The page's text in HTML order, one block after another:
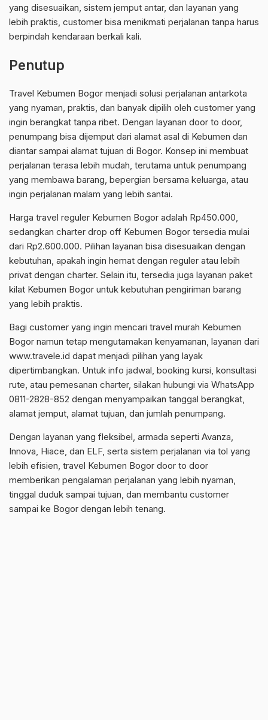
yang disesuaikan, sistem jemput antar, dan layanan yang
lebih praktis, customer bisa menikmati perjalanan tanpa harus
berpindah kendaraan berkali kali.
Penutup
Travel Kebumen Bogor menjadi solusi perjalanan antarkota
yang nyaman, praktis, dan banyak dipilih oleh customer yang
ingin berangkat tanpa ribet. Dengan layanan door to door,
penumpang bisa dijemput dari alamat asal di Kebumen dan
diantar sampai alamat tujuan di Bogor. Konsep ini membuat
perjalanan terasa lebih mudah, terutama untuk penumpang
yang membawa barang, bepergian bersama keluarga, atau
ingin perjalanan malam yang lebih santai.
Harga travel reguler Kebumen Bogor adalah Rp450.000,
sedangkan charter drop off Kebumen Bogor tersedia mulai
dari Rp2.600.000. Pilihan layanan bisa disesuaikan dengan
kebutuhan, apakah ingin hemat dengan reguler atau lebih
privat dengan charter. Selain itu, tersedia juga layanan paket
kilat Kebumen Bogor untuk kebutuhan pengiriman barang
yang lebih praktis.
Bagi customer yang ingin mencari travel murah Kebumen
Bogor namun tetap mengutamakan kenyamanan, layanan dari
www.travele.id dapat menjadi pilihan yang layak
dipertimbangkan. Untuk info jadwal, booking kursi, konsultasi
rute, atau pemesanan charter, silakan hubungi via WhatsApp
0811-2828-852 dengan menyampaikan tanggal berangkat,
alamat jemput, alamat tujuan, dan jumlah penumpang.
Dengan layanan yang fleksibel, armada seperti Avanza,
Innova, Hiace, dan ELF, serta sistem perjalanan via tol yang
lebih efisien, travel Kebumen Bogor door to door
memberikan pengalaman perjalanan yang lebih nyaman,
tinggal duduk sampai tujuan, dan membantu customer
sampai ke Bogor dengan lebih tenang.